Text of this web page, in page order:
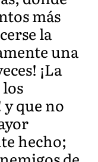
más
la
una
¡La
que no
hecho;